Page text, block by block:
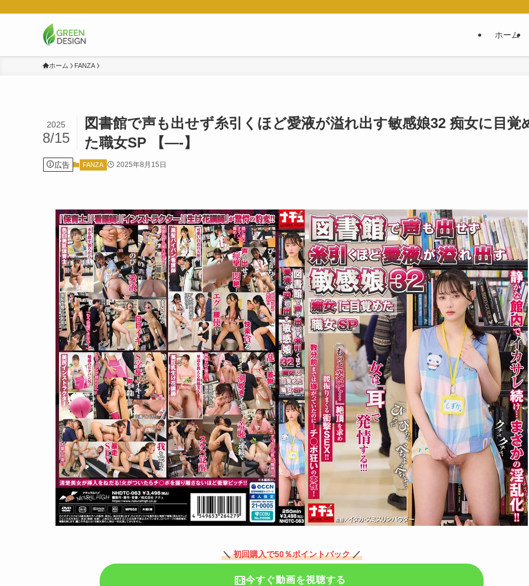
ホーム
ホーム FANZA
図書館で声も出せず糸引くほど愛液が溢れ出す敏感娘32 痴女に目覚
た職女SP 【—-】
2025
8/15
広告 FANZA 2025年8月15日
＼初回購入で50％ポイントバック／
今すぐ動画を視聴する